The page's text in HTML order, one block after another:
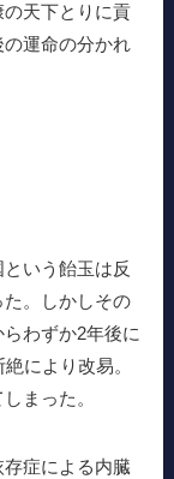
天下とりに貢
運命の分かれ
いう飴玉は反
。しかしその
わずか2年後に
により改易。
まった。
症による内臓